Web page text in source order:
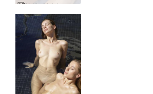
Κάθε Moloko και Darina L καυτά κορμιά